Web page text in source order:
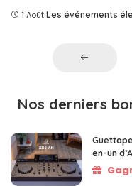
1 Août Les événements
Nos derniers
en-un